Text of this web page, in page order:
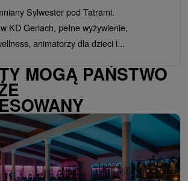
Sylwester pod Tatrami.
KD Gerlach, pełne wyżywienie,
animatorzy dla dzieci i...
MOGĄ PAŃSTWO